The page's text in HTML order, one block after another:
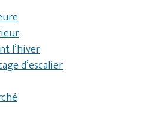
l’hiver
d’escalier